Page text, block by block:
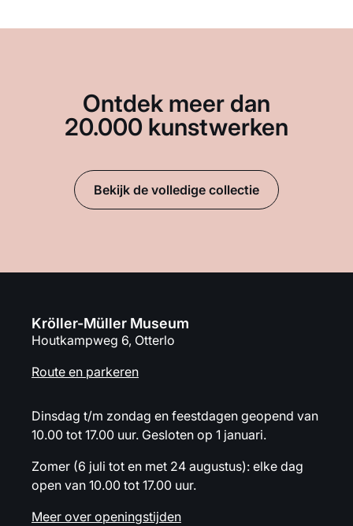
Ontdek meer dan
20.000 kunstwerken
Bekijk de volledige collectie
Kröller-Müller Museum
Houtkampweg 6, Otterlo
Route en parkeren
Dinsdag t/m zondag en feestdagen geopend van
10.00 tot 17.00 uur. Gesloten op 1 januari.
Zomer (6 juli tot en met 24 augustus): elke dag
open van 10.00 tot 17.00 uur.
Meer over openingstijden